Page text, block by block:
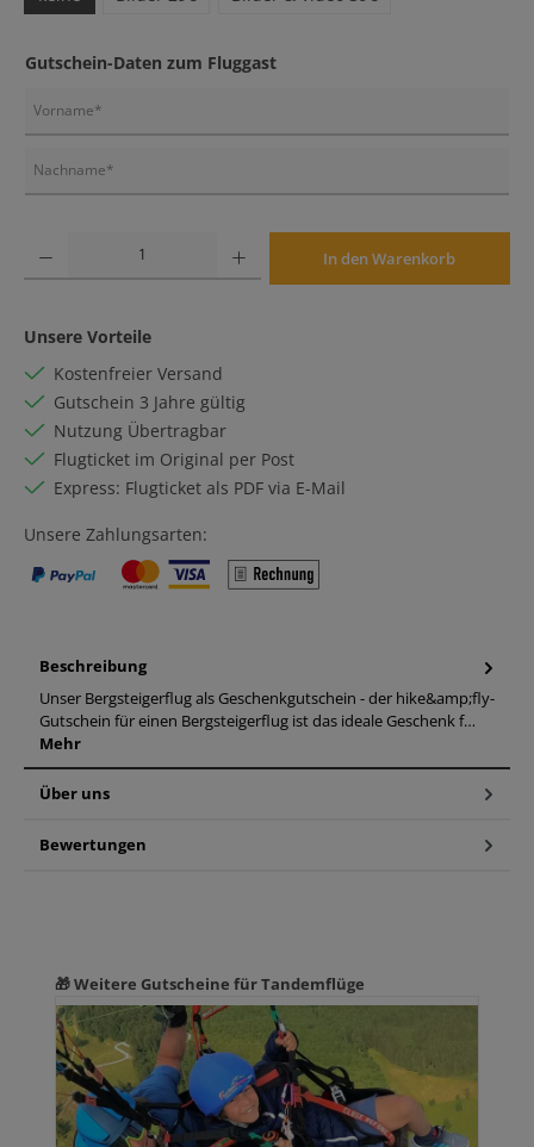
Gutschein-Daten zum Fluggast
In den Warenkorb
Unsere Vorteile
Kostenfreier Versand
Gutschein 3 Jahre gültig
Nutzung Übertragbar
Flugticket im Original per Post
Express: Flugticket als PDF via E-Mail
Unsere Zahlungsarten:
Beschreibung
Unser Bergsteigerflug als Geschenkgutschein - der hike&amp;fly-
Gutschein für einen Bergsteigerflug ist das ideale Geschenk f…
Mehr
Über uns
Bewertungen
Produktgalerie überspringen
🎁 Weitere Gutscheine für Tandemflüge